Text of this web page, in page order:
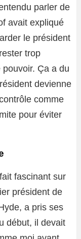
parler de
avait expliqué
le président
trop
Ça a du
devienne
comme
pour éviter
fascinant sur
président de
a pris ses
début, il devait